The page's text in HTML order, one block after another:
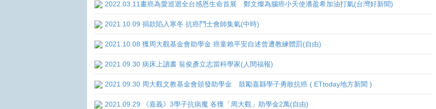
2022.03.11畫癌為愛巡迴全台感恩生命首展 鄭文燦為腦癌小天使潘盈希加油打氣(台灣好新聞)
2021.10.09 捐款陷入寒冬 抗癌鬥士會師集氣(中時)
2021.10.08 獲周大觀基金會助學金 癌童賴平安自述曾遭教練體罰(自由)
2021.09.30 病床上讀書 翁俊彥立志當科學家(人間福報)
2021.09.30 周大觀文教基金會頒發助學金 鼓勵嘉縣學子勇敢抗癌 ( ETtoday地方新聞 )
2021.09.29 《嘉義》3學子抗病魔 各獲「周大觀」助學金2萬(自由)